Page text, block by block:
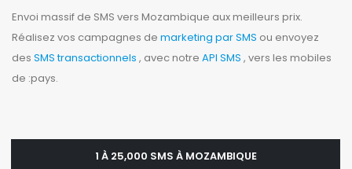
Envoi massif de SMS vers Mozambique aux meilleurs prix.
Réalisez vos campagnes de marketing par SMS ou envoyez
des SMS transactionnels , avec notre API SMS , vers les mobiles
de :pays.
1 À 25,000 SMS À MOZAMBIQUE